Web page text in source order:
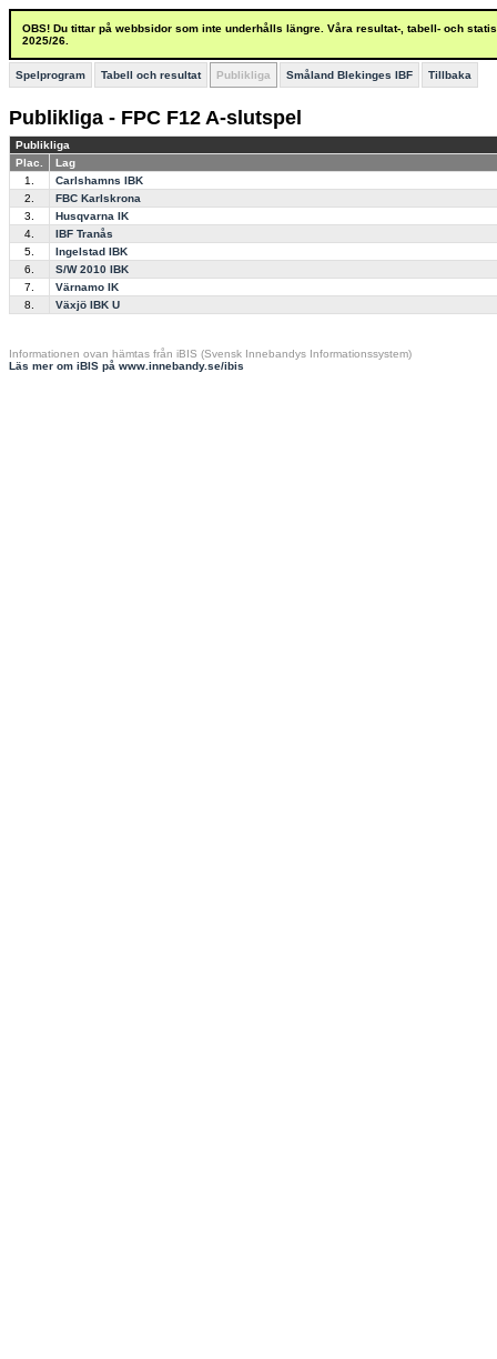
OBS! Du tittar på webbsidor som inte underhålls längre. Våra resultat-, tabell- och
2025/26.
Spelprogram Tabell och resultat Publikliga Småland Blekinges IBF Tillbaka
Publikliga - FPC F12 A-slutspel
Publikliga
Plac.
Lag
1.
Carlshamns IBK
2.
FBC Karlskrona
3.
Husqvarna IK
4.
IBF Tranås
5.
Ingelstad IBK
6.
S/W 2010 IBK
7.
Värnamo IK
8.
Växjö IBK U
Informationen ovan hämtas från iBIS (Svensk Innebandys Informationssystem)
Läs mer om iBIS på www.innebandy.se/ibis